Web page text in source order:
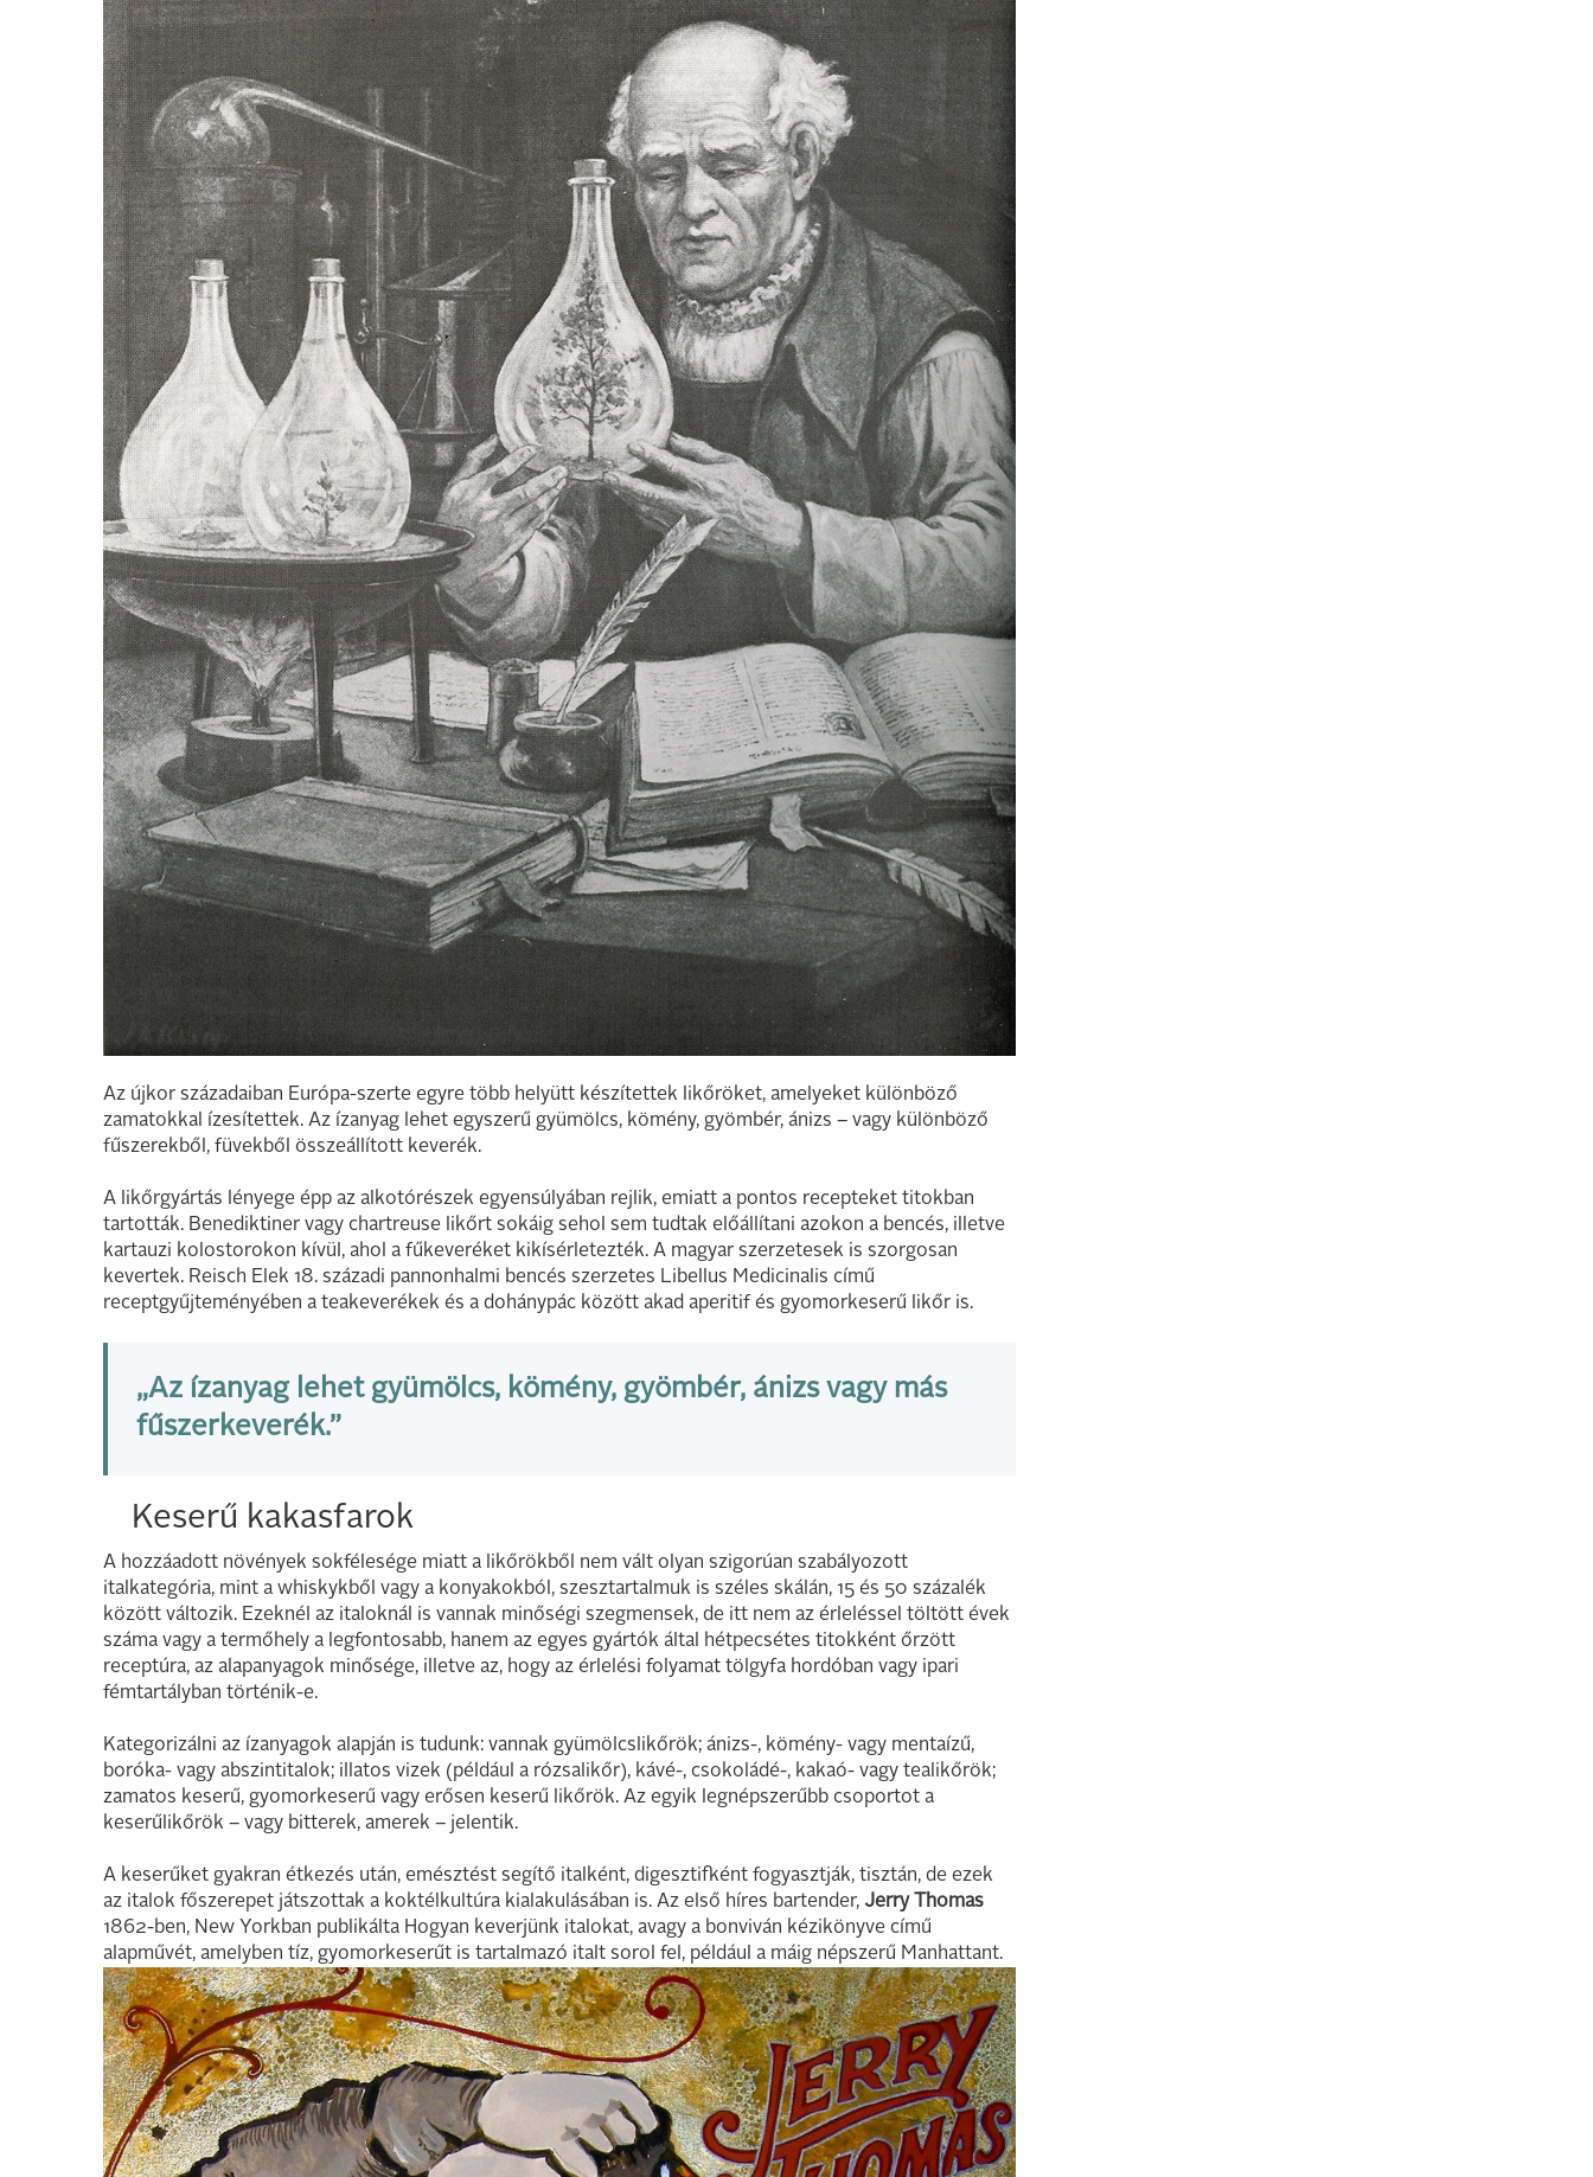
Az újkor századaiban Európa-szerte egyre több helyütt készítettek likőröket, amelyeket különböző
zamatokkal ízesítettek. Az ízanyag lehet egyszerű gyümölcs, kömény, gyömbér, ánizs – vagy különböző
fűszerekből, füvekből összeállított keverék.
A likőrgyártás lényege épp az alkotórészek egyensúlyában rejlik, emiatt a pontos recepteket titokban
tartották. Benediktiner vagy chartreuse likőrt sokáig sehol sem tudtak előállítani azokon a bencés, illetve
kartauzi kolostorokon kívül, ahol a fűkeveréket kikísérletezték. A magyar szerzetesek is szorgosan
kevertek. Reisch Elek 18. századi pannonhalmi bencés szerzetes Libellus Medicinalis című
receptgyűjteményében a teakeverékek és a dohánypác között akad aperitif és gyomorkeserű likőr is.
„Az ízanyag lehet gyümölcs, kömény, gyömbér, ánizs vagy más
fűszerkeverék.”
Keserű kakasfarok
A hozzáadott növények sokfélesége miatt a likőrökből nem vált olyan szigorúan szabályozott
italkategória, mint a whiskykből vagy a konyakokból, szesztartalmuk is széles skálán, 15 és 50 százalék
között változik. Ezeknél az italoknál is vannak minőségi szegmensek, de itt nem az érleléssel töltött évek
száma vagy a termőhely a legfontosabb, hanem az egyes gyártók által hétpecsétes titokként őrzött
receptúra, az alapanyagok minősége, illetve az, hogy az érlelési folyamat tölgyfa hordóban vagy ipari
fémtartályban történik-e.
Kategorizálni az ízanyagok alapján is tudunk: vannak gyümölcslikőrök; ánizs-, kömény- vagy mentaízű,
boróka- vagy abszintitalok; illatos vizek (például a rózsalikőr), kávé-, csokoládé-, kakaó- vagy tealikőrök;
zamatos keserű, gyomorkeserű vagy erősen keserű likőrök. Az egyik legnépszerűbb csoportot a
keserűlikőrök – vagy bitterek, amerek – jelentik.
A keserűket gyakran étkezés után, emésztést segítő italként, digesztifként fogyasztják, tisztán, de ezek
az italok főszerepet játszottak a koktélkultúra kialakulásában is. Az első híres bartender, Jerry Thomas
1862-ben, New Yorkban publikálta Hogyan keverjünk italokat, avagy a bonviván kézikönyve című
alapművét, amelyben tíz, gyomorkeserűt is tartalmazó italt sorol fel, például a máig népszerű Manhattant.